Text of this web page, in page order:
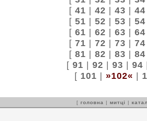
[ 41 | 42 | 43 | 44
[ 51 | 52 | 53 | 54
[ 61 | 62 | 63 | 64
[ 71 | 72 | 73 | 74
[ 81 | 82 | 83 | 84
[ 91 | 92 | 93 | 94
[ 101 | »102« |
[ головна | митці |